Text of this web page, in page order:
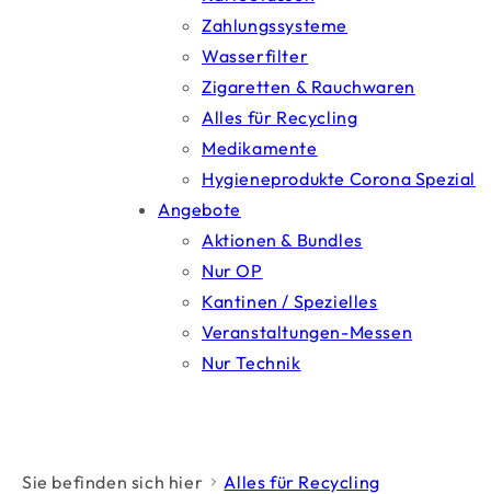
Zahlungssysteme
Wasserfilter
Zigaretten & Rauchwaren
Alles für Recycling
Medikamente
Hygieneprodukte Corona Spezial
Angebote
Aktionen & Bundles
Nur OP
Kantinen / Spezielles
Veranstaltungen-Messen
Nur Technik
Sie befinden sich hier Alles für Recycling